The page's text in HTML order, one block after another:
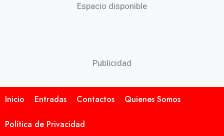
Espacio disponible
Publicidad
Inicio Entradas Contactos Quienes Somos
Política de Privacidad